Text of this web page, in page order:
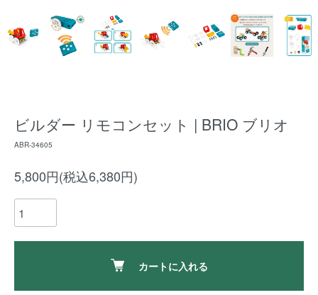
ビルダー リモコンセット | BRIO ブリオ
ABR-34605
5,800円(税込6,380円)
カートに入れる